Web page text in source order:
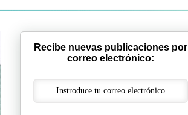
Recibe nuevas publicaciones por
correo electrónico: